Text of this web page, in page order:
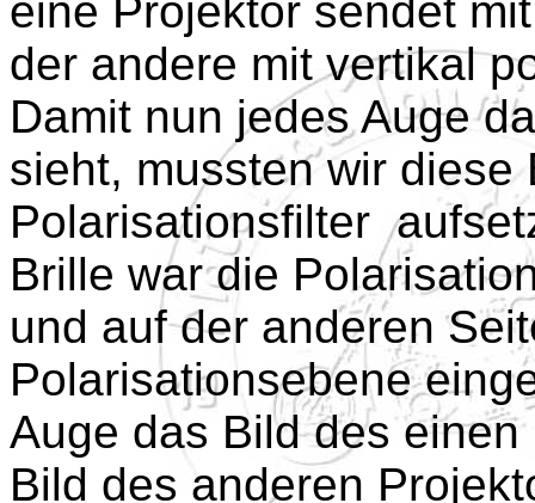
eine Projektor sendet
der andere mit vertikal
Damit nun jedes Auge
sieht, mussten wir
Polarisationsfilter
Brille war die
und auf der anderen
Polarisationsebene
Auge das Bild des
Bild des anderen